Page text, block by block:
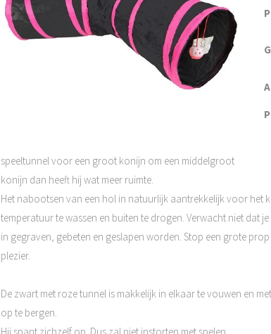
speeltunnel voor een groot konijn om een middelgroot
konijn dan heeft hij wat meer ruimte.
Het nabootsen van een hol in natuurlijk aantrekkelijk voor het
temperatuur te wassen en buiten te drogen. Verwacht niet dat
in gegraven, gebeten en geslapen worden. Stop een grote
plezier.
De zwart met roze tunnel is makkelijk in elkaar te vouwen en
op te bergen.
Hij spant zichzelf op. Dus zal niet instorten met spelen.